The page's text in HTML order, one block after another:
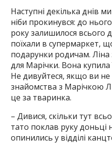
Наступні декілька днів
ніби прокинувся: до
року залишилося всього
поїхали в супермаркет,
подарунки родичам.
для Марічки. Вона
Не дивуйтеся, якщо ви
знайомства з Марічкою
це за тваринка.
– Дивися, скільки тут
тато поклав руку доньці
опинились у відділі